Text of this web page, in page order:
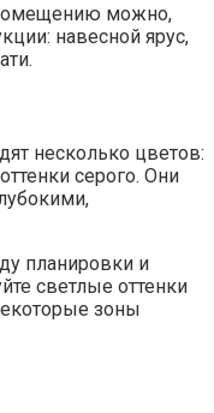
можно,
навесной ярус,
несколько цветов:
серого. Они
планировки и
светлые оттенки
зоны